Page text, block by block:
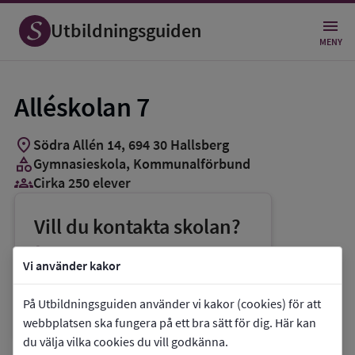
Vi använder kakor
På Utbildningsguiden använder vi kakor (cookies) för att
webbplatsen ska fungera på ett bra sätt för dig. Här kan
du välja vilka cookies du vill godkänna.
Utbildningsguiden MENY
Alléskolan 7
location_on Södra Allén 14, 694 30 Hallsberg
categoryGymnasieskola, Kommunalförbund
groups_3Cirka 250 elever
Vill du kontakta skolan?
phoneTelefon:0582-35500
mailE-post:alleskolan@alleskolan.eu
linkWebbplats:Alléskolan 7